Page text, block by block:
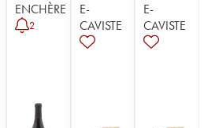
ENCHÈRE
2
E-
CAVISTE
E-
CAVISTE